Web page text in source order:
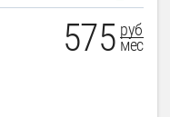
575 руб
мес